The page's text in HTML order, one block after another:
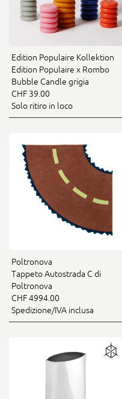
Edition Populaire Kollektion
Edition Populaire x Rombo
Bubble Candle grigia
CHF 39.00
Solo ritiro in loco
Poltronova
Tappeto Autostrada C di
Poltronova
CHF 4994.00
Spedizione/IVA inclusa